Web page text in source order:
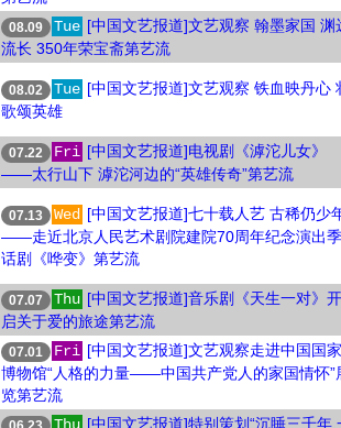
08.09 Tue [中国文艺报道]文艺观察 翰墨家国 渊
流长 350年荣宝斋第艺流
08.02 Tue [中国文艺报道]文艺观察 铁血映丹心
歌颂英雄
07.22 Fri [中国文艺报道]电视剧《滹沱儿女》
——太行山下 滹沱河边的“英雄传奇”第艺流
07.13 Wed [中国文艺报道]七十载人艺 古稀仍少
——走近北京人民艺术剧院建院70周年纪念演出季
话剧《哗变》第艺流
07.07 Thu [中国文艺报道]音乐剧《天生一对》开
启关于爱的旅途第艺流
07.01 Fri [中国文艺报道]文艺观察走进中国国家
博物馆“人格的力量——中国共产党人的家国情怀”
览第艺流
[中国文艺报道]特别策划“沉睡三千年